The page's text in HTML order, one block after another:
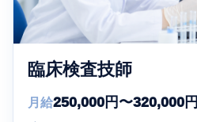
臨床検査技師
月給250,000円〜320,000円